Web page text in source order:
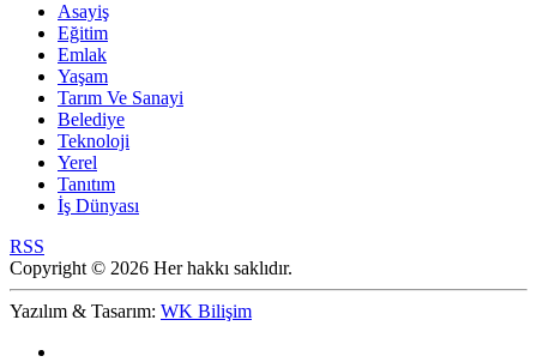
Asayiş
Eğitim
Emlak
Yaşam
Tarım Ve Sanayi
Belediye
Teknoloji
Yerel
Tanıtım
İş Dünyası
RSS
Copyright © 2026 Her hakkı saklıdır.
Yazılım & Tasarım: WK Bilişim